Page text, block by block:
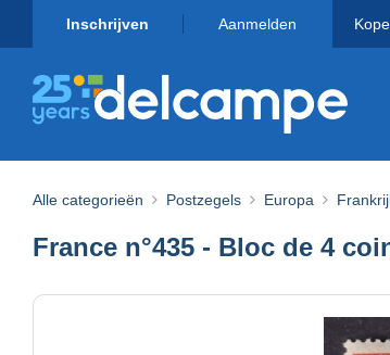
Inschrijven Aanmelden
Alle categorieën Postzegels Europa
France n°435 - Bloc de 4